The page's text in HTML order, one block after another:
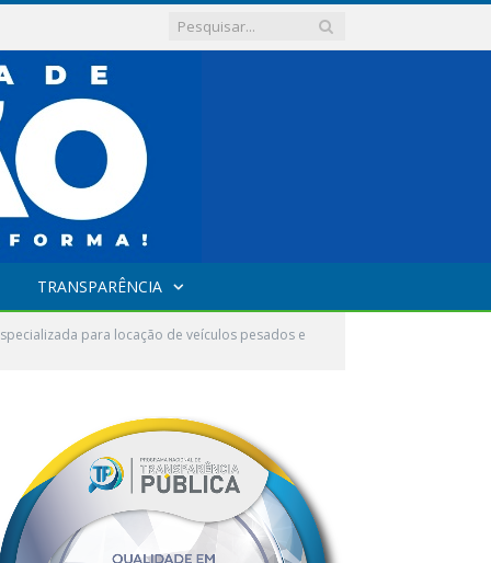
TRANSPARÊNCIA
para locação de veículos pesados e